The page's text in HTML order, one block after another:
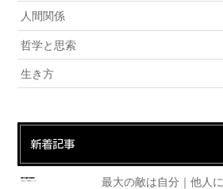
人間関係
哲学と思索
生き方
新着記事
最大の敵は自分｜他人